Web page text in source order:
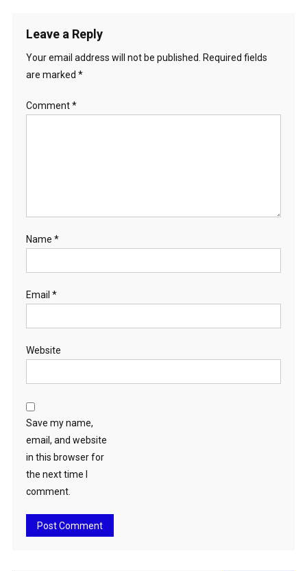
Leave a Reply
Your email address will not be published.
Required fields
are marked *
Comment*
Name *
Email *
Website
Save my name,
email, and website
in this browser for
the next time I
comment.